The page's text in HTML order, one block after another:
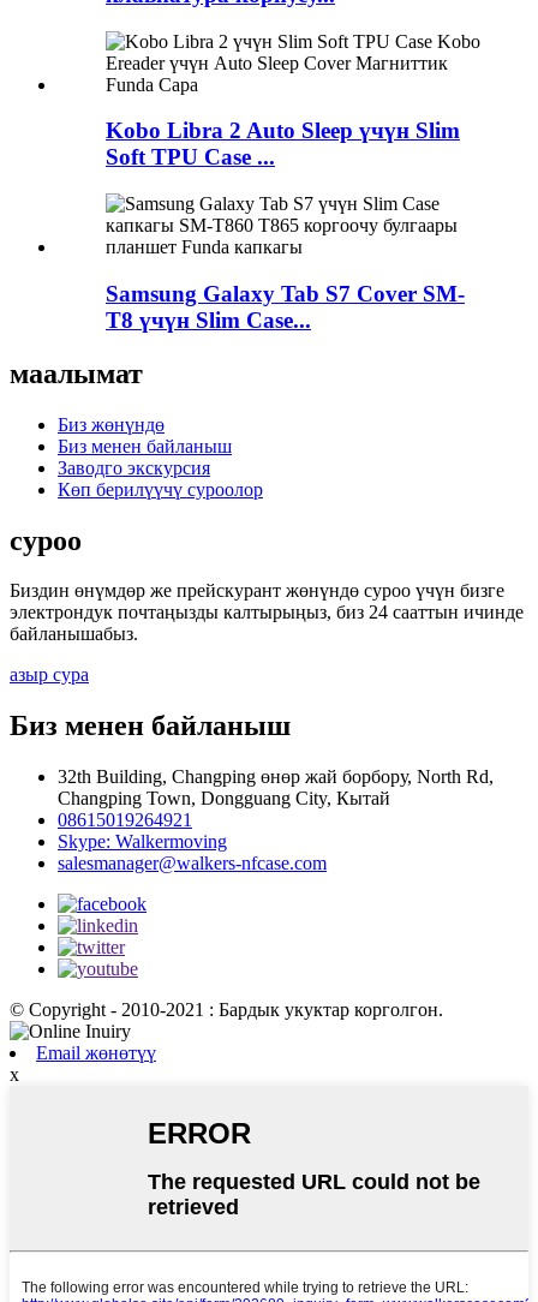
Kobo Libra 2 Auto Sleep үчүн Slim
Soft TPU Case ...
Samsung Galaxy Tab S7 Cover SM-
T8 үчүн Slim Case...
маалымат
Биз жөнүндө
Биз менен байланыш
Заводго экскурсия
Көп берилүүчү суроолор
суроо
Биздин өнүмдөр же прейскурант жөнүндө суроо үчүн бизге
электрондук почтаңызды калтырыңыз, биз 24 сааттын ичинде
байланышабыз.
азыр сура
Биз менен байланыш
32th Building, Changping өнөр жай борбору, North Rd,
Changping Town, Dongguang City, Кытай
08615019264921
Skype: Walkermoving
salesmanager@walkers-nfcase.com
© Copyright - 2010-2021 : Бардык укуктар корголгон.
Email жөнөтүү
x